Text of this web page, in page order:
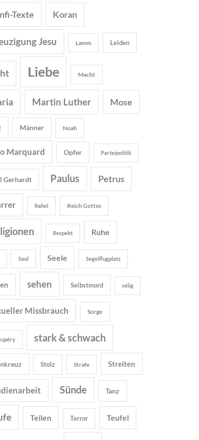
Texte Koran
Jesu Lamm Leiden
Liebe Macht
Martin Luther Mose
Männer Noah
Marquard Opfer Parteipolitik
Gerhardt Paulus Petrus
Rahel Reich Gottes
Respekt Ruhe
Saul Seele Segelflugplatz
sehen Selbstmord selig
Missbrauch Sorge
stark & schwach
Stolz Strafe Streiten
Sünde Tanz
Teilen Terror Teufel